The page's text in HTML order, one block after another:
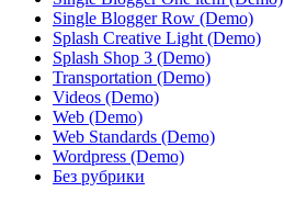
Single Blogger Row (Demo)
Splash Creative Light (Demo)
Splash Shop 3 (Demo)
Transportation (Demo)
Videos (Demo)
Web (Demo)
Web Standards (Demo)
Wordpress (Demo)
Без рубрики